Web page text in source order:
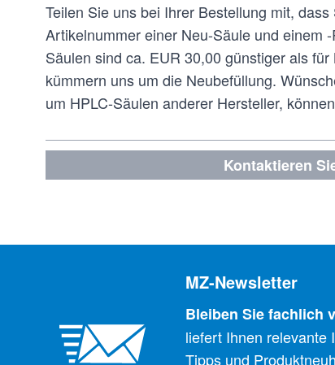
Teilen Sie uns bei Ihrer Bestellung mit,
Artikelnummer einer Neu-Säule und einem
Säulen sind ca. EUR 30,00 günstiger als
kümmern uns um die Neubefüllung.
um HPLC-Säulen anderer Hersteller,
Kontaktieren
MZ-Newsletter
Bleiben Sie fachlich
liefert Ihnen relevante
Tipps und